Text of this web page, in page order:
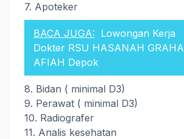
7. Apoteker
BACA JUGA: Lowongan Kerja
Dokter RSU HASANAH GRAHA
AFIAH Depok
8. Bidan ( minimal D3)
9. Perawat ( minimal D3)
10. Radiografer
11. Analis kesehatan